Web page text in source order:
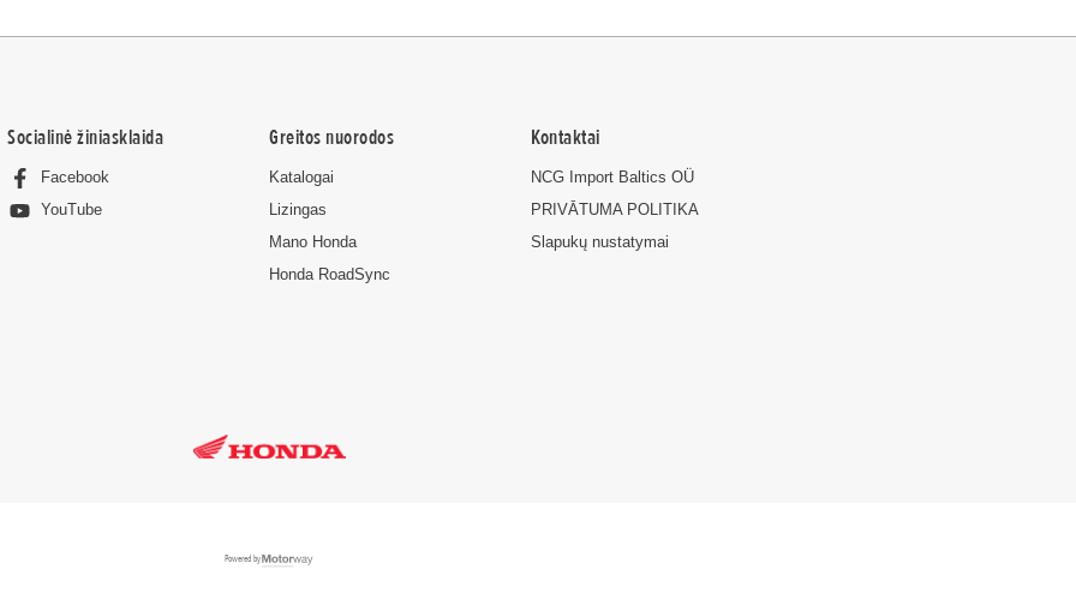
Socialinė žiniasklaida
Facebook
YouTube
Greitos nuorodos
Katalogai
Lizingas
Mano Honda
Honda RoadSync
Kontaktai
NCG Import Baltics OÜ
PRIVĀTUMA POLITIKA
Slapukų nustatymai
Powered by